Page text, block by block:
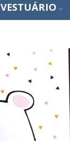
VESTUÁRIO